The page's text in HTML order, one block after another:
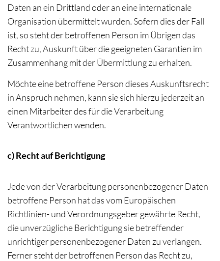
Daten an ein Drittland oder an eine internationale
Organisation übermittelt wurden. Sofern dies der Fall
ist, so steht der betroffenen Person im Übrigen das
Recht zu, Auskunft über die geeigneten Garantien im
Zusammenhang mit der Übermittlung zu erhalten.
Möchte eine betroffene Person dieses Auskunftsrecht
in Anspruch nehmen, kann sie sich hierzu jederzeit an
einen Mitarbeiter des für die Verarbeitung
Verantwortlichen wenden.
c) Recht auf Berichtigung
Jede von der Verarbeitung personenbezogener Daten
betroffene Person hat das vom Europäischen
Richtlinien- und Verordnungsgeber gewährte Recht,
die unverzügliche Berichtigung sie betreffender
unrichtiger personenbezogener Daten zu verlangen.
Ferner steht der betroffenen Person das Recht zu,